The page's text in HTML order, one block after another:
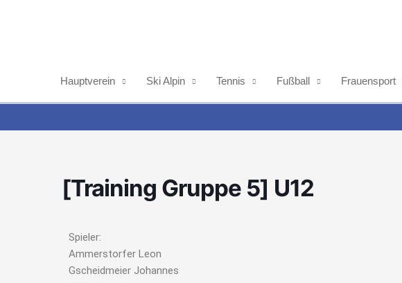
Hauptverein Ski Alpin Tennis Fußball Frauensport
[Training Gruppe 5] U12
Spieler:
Ammerstorfer Leon
Gscheidmeier Johannes